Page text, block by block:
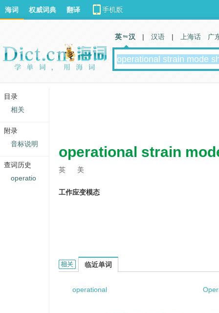
operational strain
英 美
工作应变模态
operational strain mode shape的相关资料：
临近单词
operational
海词 权威词典 翻译
英 汉 | 汉语 | 上海话 广
目录
相关
附录
音标说明
查词历史
operatio